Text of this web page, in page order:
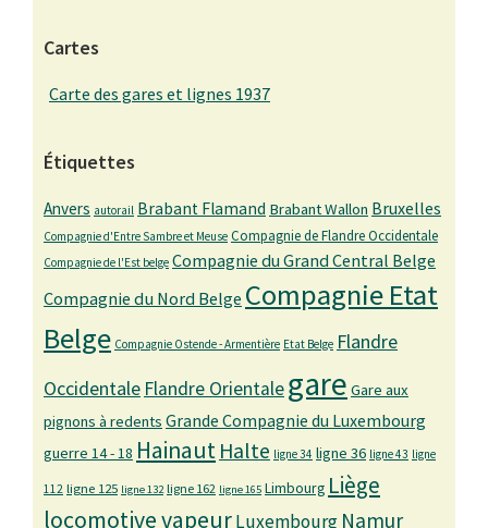
Cartes
Carte des gares et lignes 1937
Étiquettes
Anvers autorail Brabant Flamand Brabant Wallon Bruxelles
Compagnie d'Entre Sambre et Meuse Compagnie de Flandre Occidentale
Compagnie de l'Est belge Compagnie du Grand Central Belge
Compagnie du Nord Belge Compagnie Etat
Belge Compagnie Ostende - Armentière Etat Belge Flandre
Occidentale Flandre Orientalegare Gare aux
pignons à redents Grande Compagnie du Luxembourg
guerre 14 - 18 Hainaut Halte ligne 34 ligne 36 ligne 43 ligne
112 ligne 125 ligne 132 ligne 162 ligne 165 Limbourg Liège
locomotive vapeurLuxembourg Namur